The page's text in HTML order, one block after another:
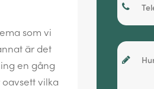
som vi
är det
en gång
vilka